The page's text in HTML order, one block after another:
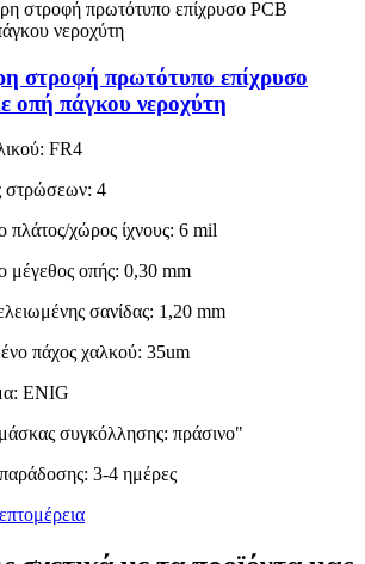
στροφή πρωτότυπο επίχρυσο
οπή πάγκου νεροχύτη
FR4
στρώσεων: 4
πλάτος/χώρος ίχνους: 6 mil
μέγεθος οπής: 0,30 mm
σανίδας: 1,20 mm
πάχος χαλκού: 35um
ENIG
συγκόλλησης: πράσινο"
3-4 ημέρες